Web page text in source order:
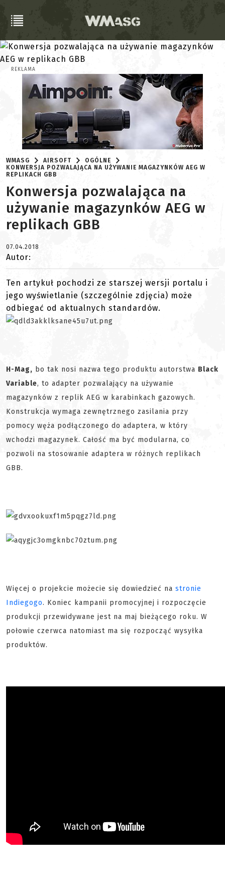
REKLAMA
WMASG AIRSOFT
OGÓLNE
KONWERSJA POZWALAJĄCA NA UŻYWANIE MAGAZYNKÓW AEG W
REPLIKACH GBB
Konwersja pozwalająca na
używanie magazynków AEG w
replikach GBB
07.04.2018
Autor:
Ten artykuł pochodzi ze starszej wersji portalu i
jego wyświetlanie (szczególnie zdjęcia) może
odbiegać od aktualnych standardów.
H-Mag, bo tak nosi nazwa tego produktu autorstwa Black
Variable, to adapter pozwalający na używanie
magazynków z replik AEG w karabinkach gazowych.
Konstrukcja wymaga zewnętrznego zasilania przy
pomocy węża podłączonego do adaptera, w który
wchodzi magazynek. Całość ma być modularna, co
pozwoli na stosowanie adaptera w różnych replikach
GBB.
Więcej o projekcie możecie się dowiedzieć na stronie
Indiegogo. Koniec kampanii promocyjnej i rozpoczęcie
produkcji przewidywane jest na maj bieżącego roku. W
połowie czerwca natomiast ma się rozpocząć wysyłka
produktów.